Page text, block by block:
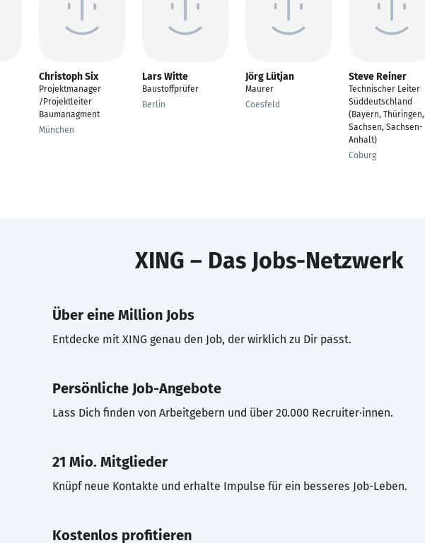
Christoph Six
Projektmanager
/Projektleiter
Baumanagment
München
Lars Witte
Baustoffprüfer
Berlin
Jörg Lütjan
Maurer
Coesfeld
Steve Reiner
Technischer Leiter
Süddeutschland
(Bayern, Thüringen,
Sachsen, Sachsen-
Anhalt)
Coburg
XING – Das Jobs-Netzwerk
Über eine Million Jobs
Entdecke mit XING genau den Job, der wirklich zu Dir passt.
Persönliche Job-Angebote
Lass Dich finden von Arbeitgebern und über 20.000 Recruiter·innen.
21 Mio. Mitglieder
Knüpf neue Kontakte und erhalte Impulse für ein besseres Job-Leben.
Kostenlos profitieren